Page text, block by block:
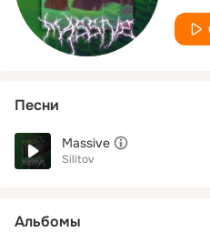
Песни
Massive
Silitov
Альбомы